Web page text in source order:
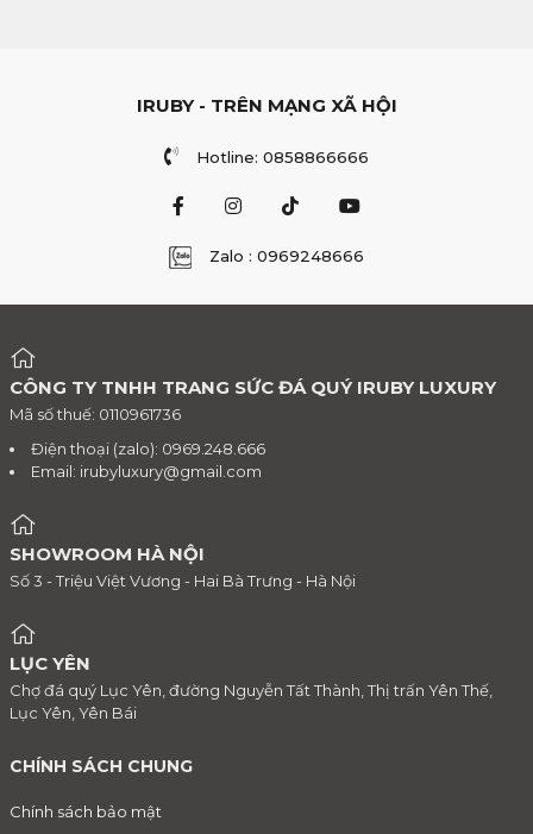
IRUBY - TRÊN MẠNG XÃ HỘI
Hotline: 0858866666
Zalo : 0969248666
CÔNG TY TNHH TRANG SỨC ĐÁ QUÝ IRUBY LUXURY
Mã số thuế: 0110961736
Điện thoại (zalo): 0969.248.666
Email: irubyluxury@gmail.com
SHOWROOM HÀ NỘI
Số 3 - Triệu Việt Vương - Hai Bà Trưng - Hà Nội
LỤC YÊN
Chợ đá quý Lục Yên, đường Nguyễn Tất Thành, Thị trấn Yên Thế,
Lục Yên, Yên Bái
CHÍNH SÁCH CHUNG
Chính sách bảo mật